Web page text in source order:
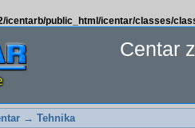
icentarb/public_html/icentar/classes/
Centar
→ Tehnika